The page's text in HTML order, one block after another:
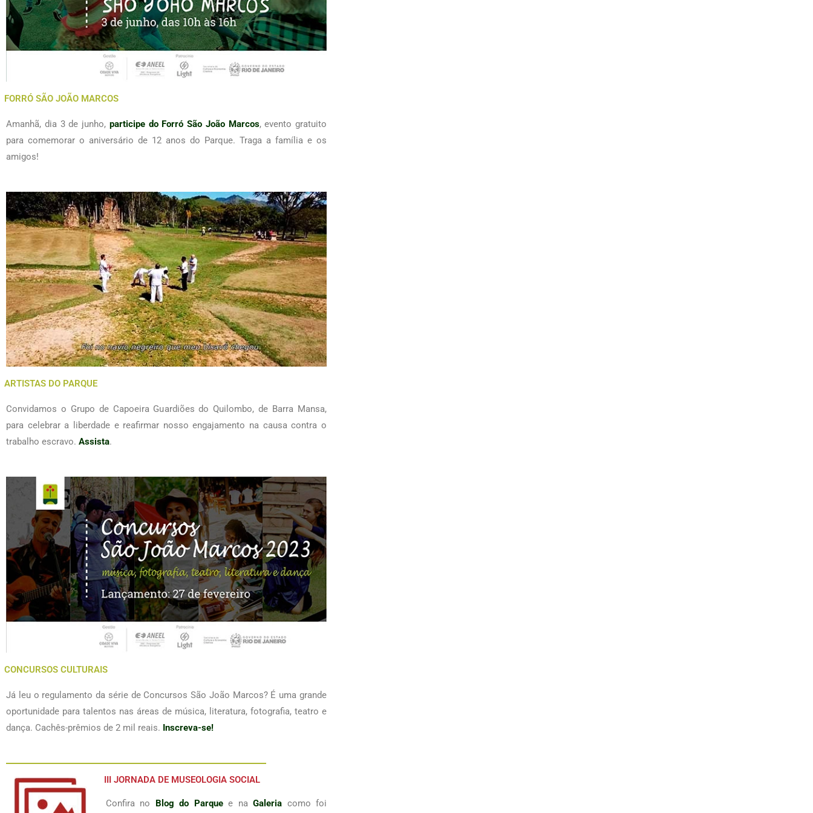
FORRÓ SÃO JOÃO MARCOS
Amanhã, dia 3 de junho, participe do Forró São João Marcos, evento gratuito
para comemorar o aniversário de 12 anos do Parque. Traga a família e os
amigos!
ARTISTAS DO PARQUE
Convidamos o Grupo de Capoeira Guardiões do Quilombo, de Barra Mansa,
para celebrar a liberdade e reafirmar nosso engajamento na causa contra o
trabalho escravo. Assista.
CONCURSOS CULTURAIS
Já leu o regulamento da série de Concursos São João Marcos? É uma grande
oportunidade para talentos nas áreas de música, literatura, fotografia, teatro e
dança. Cachês-prêmios de 2 mil reais. Inscreva-se!
III JORNADA DE MUSEOLOGIA SOCIAL
Confira no Blog do Parquee naGaleria como foi